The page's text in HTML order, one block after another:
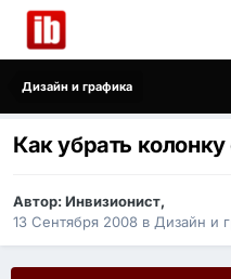
Дизайн и графика
Как убрать
Автор:Инвизионист,
13 Сентября 2008 в Дизайн и